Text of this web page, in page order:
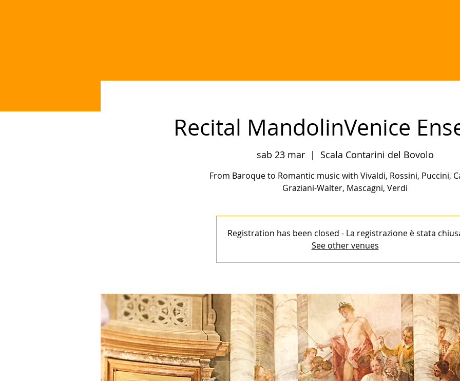
Recital MandolinVenice
sab 23 mar
  |
Scala Contarini del Bovolo
From Baroque to Romantic music with Vivaldi, Rossini, Puccini,
Graziani-Walter, Mascagni, Verdi
Registration has been closed - La registrazione è stata
See other venues